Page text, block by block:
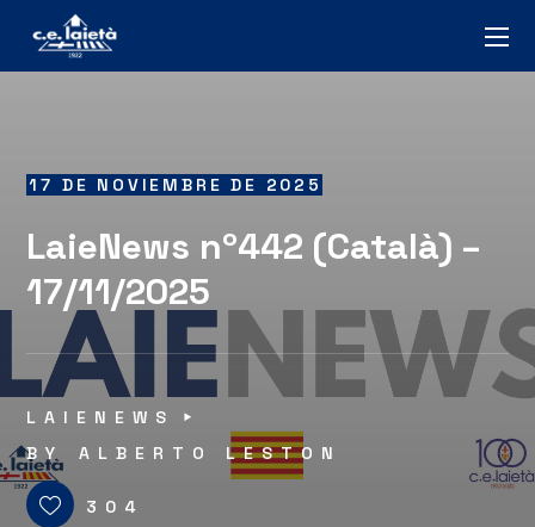
17 DE NOVIEMBRE DE 2025
LaieNews nº442 (Català) –
17/11/2025
LAIENEWS
BY ALBERTO LESTON
304